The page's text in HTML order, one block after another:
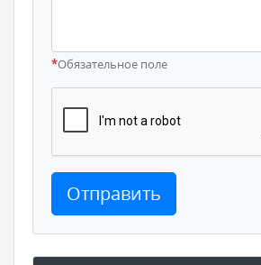
*Обязательное поле
Отправить